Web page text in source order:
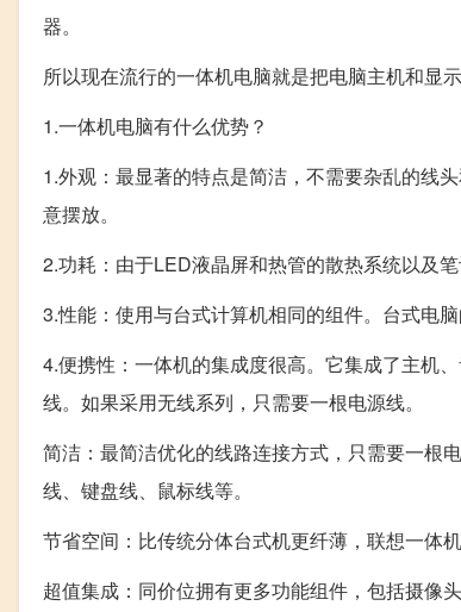
器。
所以现在流行的一体机电脑就是把电脑主机和显
1.一体机电脑有什么优势？
1.外观：最显著的特点是简洁，不需要杂乱的线
意摆放。
2.功耗：由于LED液晶屏和热管的散热系统以及
3.性能：使用与台式计算机相同的组件。台式电
4.便携性：一体机的集成度很高。它集成了主机
线。如果采用无线系列，只需要一根电源线。
简洁：最简洁优化的线路连接方式，只需要一根
线、键盘线、鼠标线等。
节省空间：比传统分体台式机更纤薄，联想一体
超值集成：同价位拥有更多功能组件，包括摄像